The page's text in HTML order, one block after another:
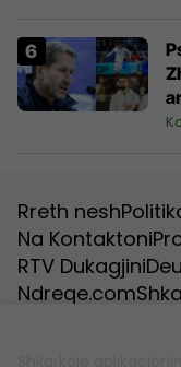
Rreth nesh
Na Kontaktoni
RTV Dukagjini
Ndreqe.com